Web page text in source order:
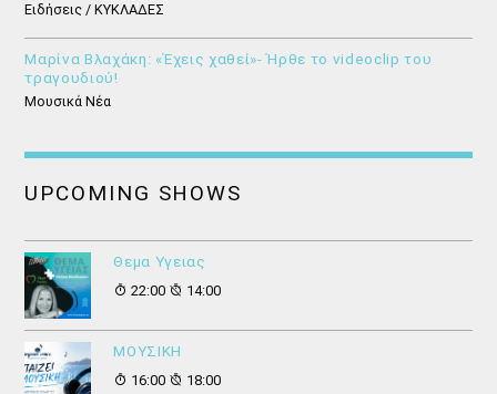
Ειδήσεις / ΚΥΚΛΑΔΕΣ
Μαρίνα Βλαχάκη: «Έχεις χαθεί»- Ήρθε το videoclip του
τραγουδιού!
Μουσικά Νέα
UPCOMING SHOWS
Θεμα Υγειας
22:00
14:00
ΜΟΥΣΙΚΗ
16:00
18:00